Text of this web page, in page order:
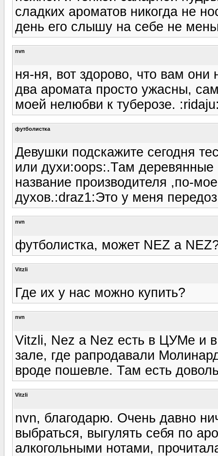
сладких ароматов никогда не
день его слышу на себе не
nvn
ня-ня, вот здорово, что вам
два аромата просто ужасны,
моей нелюбви к туберозе.
футболистка
Девушки подскажите сегодня
или духи:oops:.Там деревянные
название производителя ,по-
духов.:draz1:Это у меня
nvn
футболистка, может NEZ a
Vitzli
Где их у нас можно купить?
nvn
Vitzli, Nez a Nez есть в ЦУМе и
зале, где рапродавали
вроде пошевле. Там есть
Vitzli
nvn, благодарю. Очень давно
выбраться, выгулять себя по
алкогольными нотами,